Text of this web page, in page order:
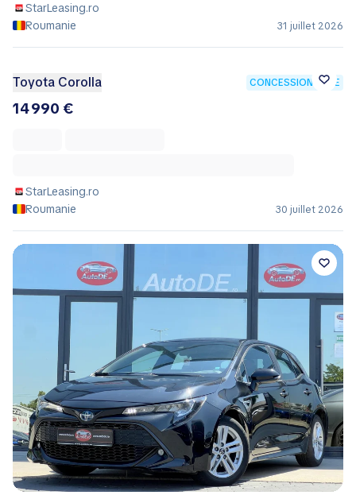
StarLeasing.ro
Roumanie
31 juillet 2026
Toyota Corolla CONCESSIONNAIRE
14 990 €
StarLeasing.ro
Roumanie
30 juillet 2026